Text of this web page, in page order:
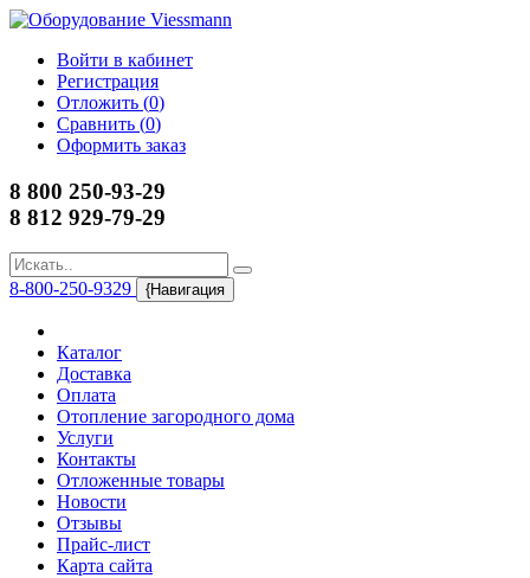
Войти в кабинет
Регистрация
Отложить (0)
Сравнить (0)
Оформить заказ
8 800 250-93-29
8 812 929-79-29
8-800-250-9329 {Навигация
Каталог
Доставка
Оплата
Отопление загородного дома
Услуги
Контакты
Отложенные товары
Новости
Отзывы
Прайс-лист
Карта сайта